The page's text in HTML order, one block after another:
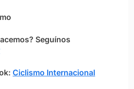
Seguínos
Ciclismo Internacional